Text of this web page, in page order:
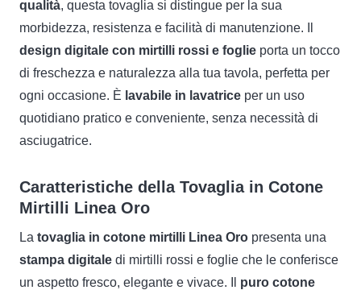
qualità, questa tovaglia si distingue per la sua
morbidezza, resistenza e facilità di manutenzione. Il
design digitale con mirtilli rossi e foglie porta un tocco
di freschezza e naturalezza alla tua tavola, perfetta per
ogni occasione. È lavabile in lavatrice per un uso
quotidiano pratico e conveniente, senza necessità di
asciugatrice.
Caratteristiche della Tovaglia in Cotone
Mirtilli Linea Oro
La tovaglia in cotone mirtilli Linea Oro presenta una
stampa digitale di mirtilli rossi e foglie che le conferisce
un aspetto fresco, elegante e vivace. Il puro cotone